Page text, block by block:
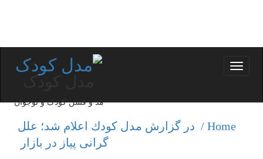
Toggle
مدل کودک
مد و فشن کودک و نوجوان
Home /
در گزارش مدل كودك اعلام شد؛ علل
گرانی پیاز در بازار